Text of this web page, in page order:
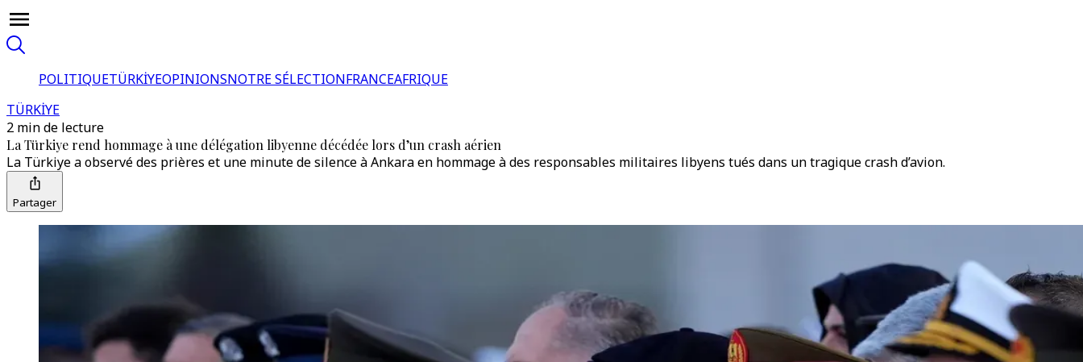
POLITIQUETÜRKİYEOPINIONSNOTRE SÉLECTIONFRANCEAFRIQUE
TÜRKİYE
2 min de lecture
La Türkiye rend hommage à une délégation libyenne décédée lors d’un crash aérien
La Türkiye a observé des prières et une minute de silence à Ankara en hommage à des responsables militaires libyens tués dans un tragique crash d’avion.
Partager